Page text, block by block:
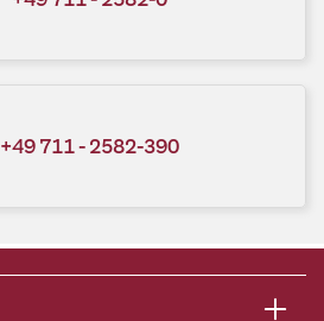
+49 711 - 2582-390